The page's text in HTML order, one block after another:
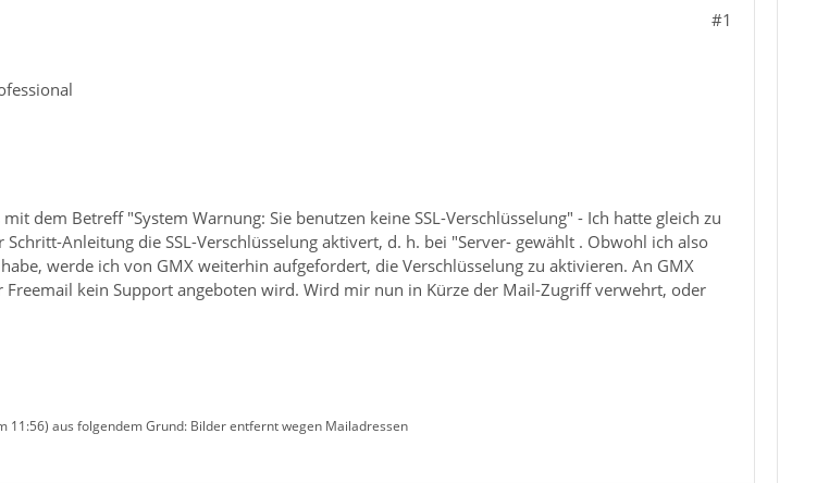
#1
dem Betreff "System Warnung: Sie benutzen keine SSL-Verschlüsselung" - Ich hatte gleich zu
Anleitung die SSL-Verschlüsselung aktivert, d. h. bei "Server- gewählt . Obwohl ich also
werde ich von GMX weiterhin aufgefordert, die Verschlüsselung zu aktivieren. An GMX
kein Support angeboten wird. Wird mir nun in Kürze der Mail-Zugriff verwehrt, oder
11:56) aus folgendem Grund: Bilder entfernt wegen Mailadressen